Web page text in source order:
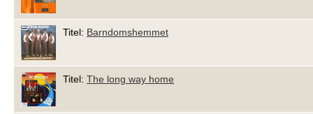
Titel: Barndomshemmet
Titel: The long way home